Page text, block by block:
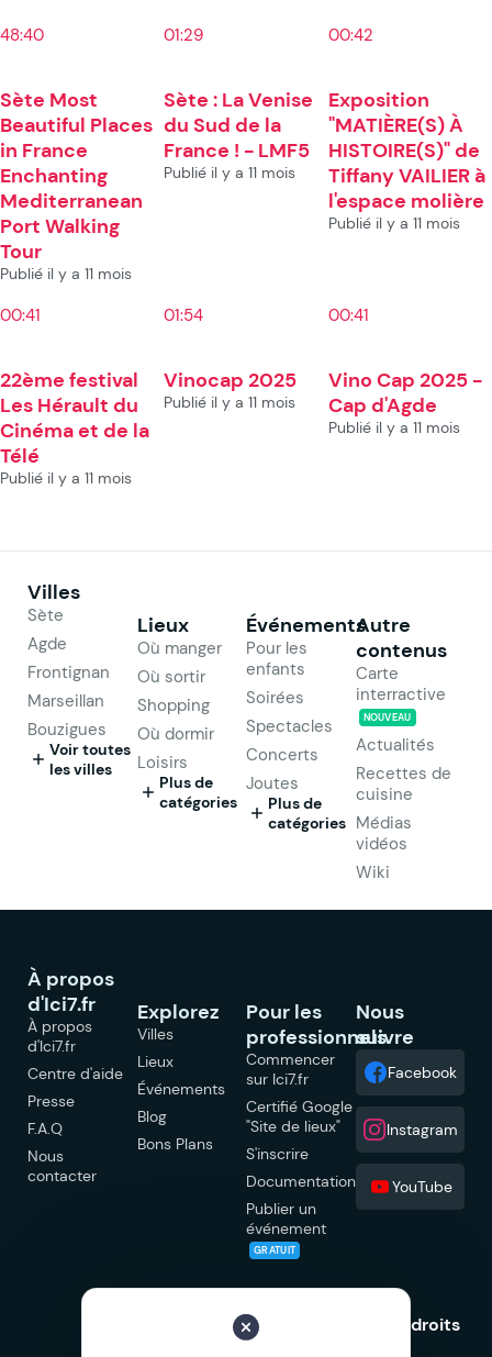
48:40
Sète Most
Beautiful Places
in France
Enchanting
Mediterranean
Port Walking
Tour
Publié il y a 11 mois
01:29
Sète : La Venise
du Sud de la
France ! - LMF5
Publié il y a 11 mois
00:42
Exposition
"MATIÈRE(S) À
HISTOIRE(S)" de
Tiffany VAILIER à
l'espace molière
Publié il y a 11 mois
00:41
22ème festival
Les Hérault du
Cinéma et de la
Télé
Publié il y a 11 mois
01:54
Vinocap 2025
Publié il y a 11 mois
00:41
Vino Cap 2025 -
Cap d'Agde
Publié il y a 11 mois
Villes
Sète
Agde
Frontignan
Marseillan
Bouzigues
Voir toutes
les villes
Lieux
Où manger
Où sortir
Shopping
Où dormir
Loisirs
Plus de
catégories
Événements
Pour les
enfants
Soirées
Spectacles
Concerts
Joutes
Plus de
catégories
Autre
contenus
Carte
interractive
NOUVEAU
Actualités
Recettes de
cuisine
Médias
vidéos
Wiki
À propos
d'Ici7.fr
À propos
d'Ici7.fr
Centre d'aide
Presse
F.A.Q
Nous
contacter
Explorez
Villes
Lieux
Événements
Blog
Bons Plans
Pour les
professionnels
Commencer
sur Ici7.fr
Certifié Google
"Site de lieux"
S'inscrire
Documentation
Publier un
événement
GRATUIT
Nous
suivre
Facebook
Instagram
YouTube
© 2026 Ici7.fr Tous droits